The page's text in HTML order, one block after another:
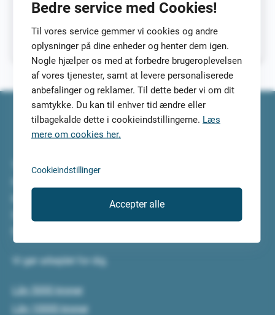
gang med at afbetale din gæld – typisk fra kreditkort –
Læs mere
du
dig
overvældet
din
gæld?
kan
være
løsningen.
Top5Credits.com har undersøgt de bedste lån til dig. Vi
koncentrere dig om at vælge det bedste lån til dig.
Vi gør arbejdet for dig.
Lån 5000 kroner
Lån 10000 kroner
Bedre service med Cookies!
Til vores service gemmer vi cookies og andre
oplysninger på dine enheder og henter dem igen.
Nogle hjælper os med at forbedre brugeroplevelsen
af vores tjenester, samt at levere personaliserede
anbefalinger og reklamer. Til dette beder vi om dit
samtykke. Du kan til enhver tid ændre eller
tilbagekalde dette i cookieindstillingerne. Læs
mere om cookies her.
Cookieindstillinger
Accepter alle